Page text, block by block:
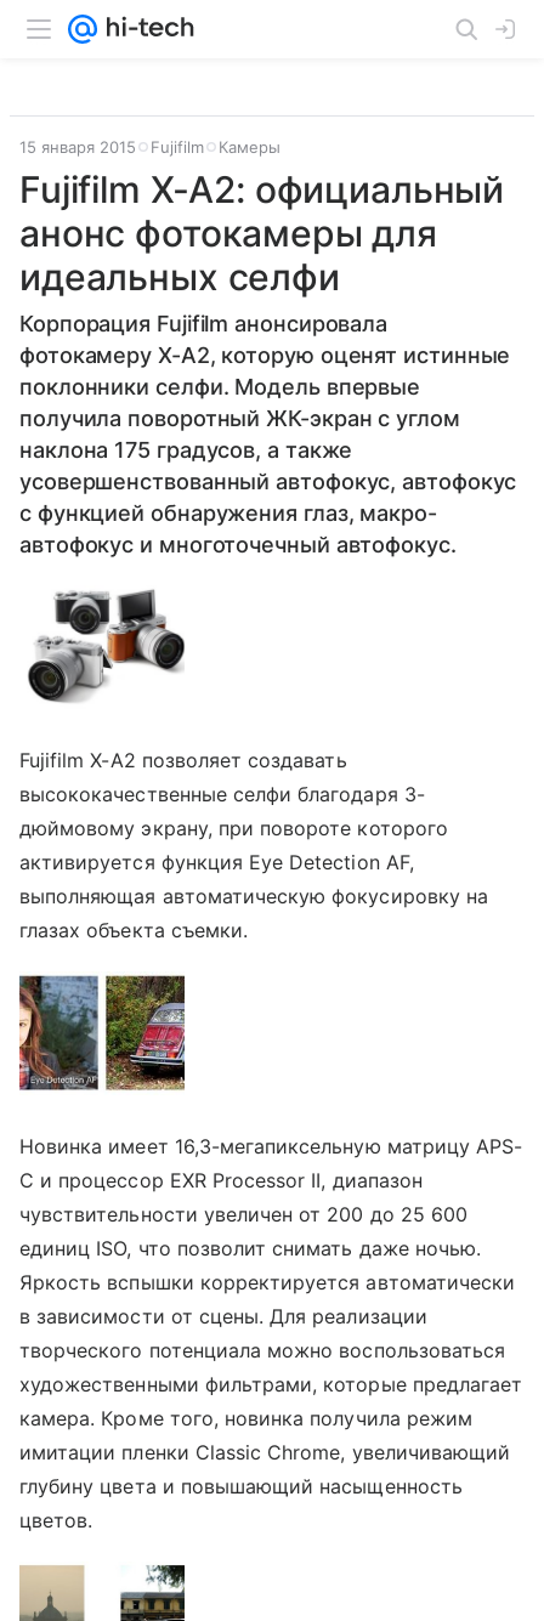
15 января 2015 Fujifilm Камеры
Fujifilm X-A2: официальный
анонс фотокамеры для
идеальных селфи
Корпорация Fujifilm анонсировала
фотокамеру X-A2, которую оценят истинные
поклонники селфи. Модель впервые
получила поворотный ЖК-экран с углом
наклона 175 градусов, а также
усовершенствованный автофокус, автофокус
с функцией обнаружения глаз, макро-
автофокус и многоточечный автофокус.
Fujifilm Х-А2 позволяет создавать
высококачественные селфи благодаря 3-
дюймовому экрану, при повороте которого
активируется функция Eye Detection AF,
выполняющая автоматическую фокусировку на
глазах объекта съемки.
Новинка имеет 16,3-мегапиксельную матрицу APS-
C и процессор EXR Processor II, диапазон
чувствительности увеличен от 200 до 25 600
единиц ISO, что позволит снимать даже ночью.
Яркость вспышки корректируется автоматически
в зависимости от сцены. Для реализации
творческого потенциала можно воспользоваться
художественными фильтрами, которые предлагает
камера. Кроме того, новинка получила режим
имитации пленки Classic Chrome, увеличивающий
глубину цвета и повышающий насыщенность
цветов.